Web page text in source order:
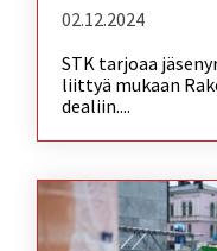
02.12.2024
STK tarjoaa
liittyä mukaan
dealiin....